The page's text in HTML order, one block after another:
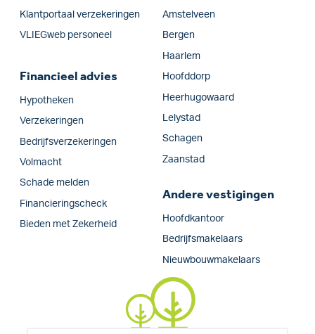
Klantportaal verzekeringen
VLIEGweb personeel
Financieel advies
Hypotheken
Verzekeringen
Bedrijfs­verzekeringen
Volmacht
Schade melden
Financieringscheck
Bieden met Zekerheid
Amstelveen
Bergen
Haarlem
Hoofddorp
Heerhugowaard
Lelystad
Schagen
Zaanstad
Andere vestigingen
Hoofdkantoor
Bedrijfsmakelaars
Nieuwbouwmakelaars